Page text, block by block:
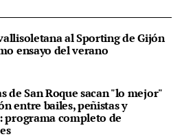
al Sporting de Gijón
ensayo del verano
de San Roque sacan "lo mejor"
entre bailes, peñistas y
programa completo de